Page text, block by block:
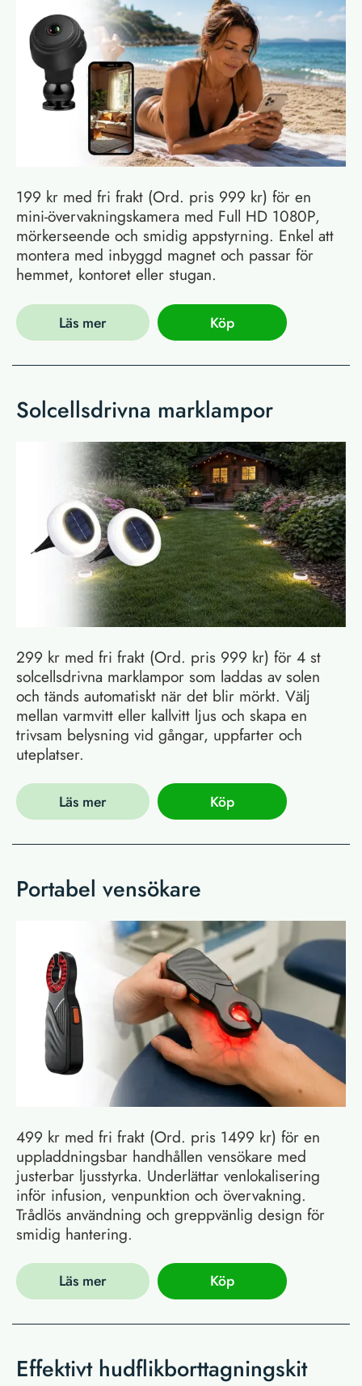
199 kr med fri frakt (Ord. pris 999 kr) för en
mini-övervakningskamera med Full HD 1080P,
mörkerseende och smidig appstyrning. Enkel att
montera med inbyggd magnet och passar för
hemmet, kontoret eller stugan.
Läs mer Köp
Solcellsdrivna marklampor
299 kr med fri frakt (Ord. pris 999 kr) för 4 st
solcellsdrivna marklampor som laddas av solen
och tänds automatiskt när det blir mörkt. Välj
mellan varmvitt eller kallvitt ljus och skapa en
trivsam belysning vid gångar, uppfarter och
uteplatser.
Läs mer Köp
Portabel vensökare
499 kr med fri frakt (Ord. pris 1499 kr) för en
uppladdningsbar handhållen vensökare med
justerbar ljusstyrka. Underlättar venlokalisering
inför infusion, venpunktion och övervakning.
Trådlös användning och greppvänlig design för
smidig hantering.
Läs mer Köp
Effektivt hudflikborttagningskit